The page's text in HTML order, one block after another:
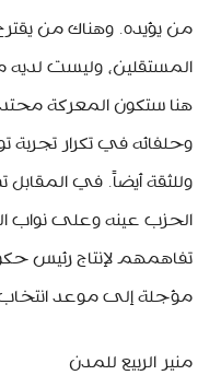
من يؤيده. وهناك من
المستقلين، وليست
هنا ستكون المعركة
وللثقة أيضاً. في
الحزب عينه وعلى نواب
تفاهمهم لإنتاج رئيس
مؤجلة إلى موعد
منير الربيع للمدن